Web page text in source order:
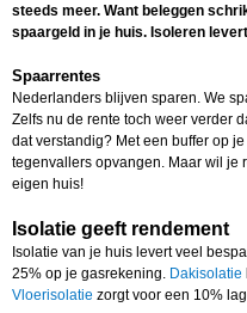
steeds meer. Want beleggen
spaargeld in je huis. Isoleren
Spaarrentes
Nederlanders blijven sparen. We
Zelfs nu de rente toch weer verder
dat verstandig? Met een buffer op
tegenvallers opvangen. Maar wil je
eigen huis!
Isolatie geeft rendement
Isolatie van je huis levert veel
25% op je gasrekening. Dakisolatie
Vloerisolatie zorgt voor een 10%